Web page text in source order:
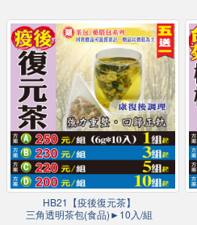
HB21【疫後復元茶】
三角透明茶包(食品)►10入/組